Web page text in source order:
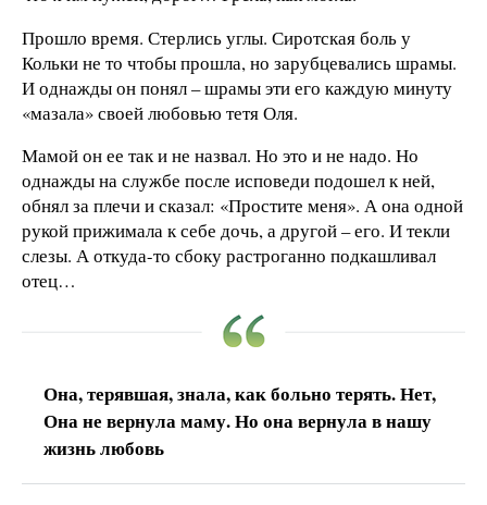
Прошло время. Стерлись углы. Сиротская боль у
Кольки не то чтобы прошла, но зарубцевались шрамы.
И однажды он понял – шрамы эти его каждую минуту
«мазала» своей любовью тетя Оля.
Мамой он ее так и не назвал. Но это и не надо. Но
однажды на службе после исповеди подошел к ней,
обнял за плечи и сказал: «Простите меня». А она одной
рукой прижимала к себе дочь, а другой – его. И текли
слезы. А откуда-то сбоку растроганно подкашливал
отец…
Она, терявшая, знала, как больно терять. Нет,
Она не вернула маму. Но она вернула в нашу
жизнь любовь